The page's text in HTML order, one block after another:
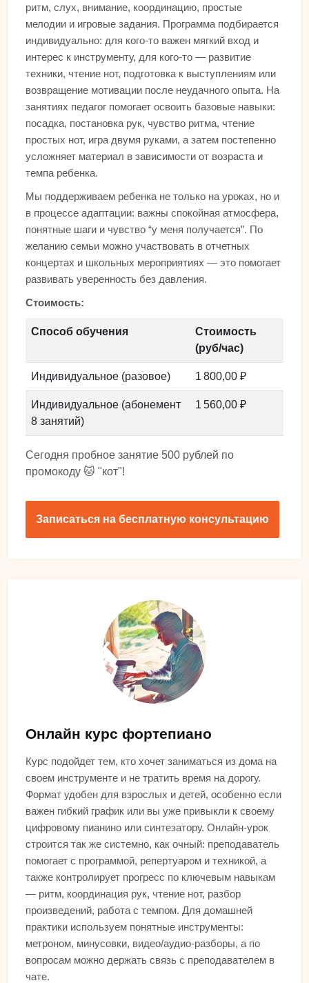
ритм, слух, внимание, координацию, простые
мелодии и игровые задания. Программа подбирается
индивидуально: для кого-то важен мягкий вход и
интерес к инструменту, для кого-то — развитие
техники, чтение нот, подготовка к выступлениям или
возвращение мотивации после неудачного опыта. На
занятиях педагог помогает освоить базовые навыки:
посадка, постановка рук, чувство ритма, чтение
простых нот, игра двумя руками, а затем постепенно
усложняет материал в зависимости от возраста и
темпа ребенка.
Мы поддерживаем ребенка не только на уроках, но и
в процессе адаптации: важны спокойная атмосфера,
понятные шаги и чувство “у меня получается”. По
желанию семьи можно участвовать в отчетных
концертах и школьных мероприятиях — это помогает
развивать уверенность без давления.
Стоимость:
Способ обучения
Стоимость
(руб/час)
Индивидуальное (разовое) 1 800,00 ₽
Индивидуальное (абонемент
8 занятий)
1 560,00 ₽
Сегодня пробное занятие 500 рублей по
промокоду 🐱 "кот"!
Записаться на бесплатную консультацию
Онлайн курс фортепиано
Курс подойдет тем, кто хочет заниматься из дома на
своем инструменте и не тратить время на дорогу.
Формат удобен для взрослых и детей, особенно если
важен гибкий график или вы уже привыкли к своему
цифровому пианино или синтезатору. Онлайн-урок
строится так же системно, как очный: преподаватель
помогает с программой, репертуаром и техникой, а
также контролирует прогресс по ключевым навыкам
— ритм, координация рук, чтение нот, разбор
произведений, работа с темпом. Для домашней
практики используем понятные инструменты:
метроном, минусовки, видео/аудио-разборы, а по
вопросам можно держать связь с преподавателем в
чате.